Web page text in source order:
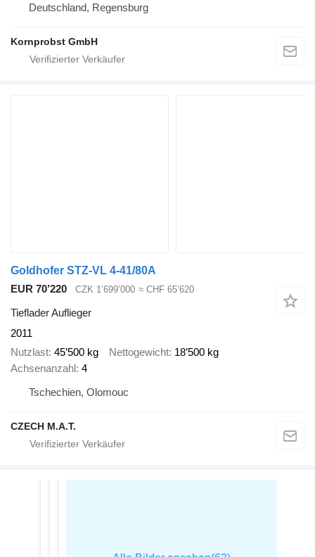
Deutschland, Regensburg
Kornprobst GmbH
Goldhofer STZ-VL 4-41/80A
EUR 70’220
CZK 1’699’000 ≈ CHF 65’620
Tieflader Auflieger
2011
Nutzlast 45’500 kg Nettogewicht 18’500 kg
Achsenanzahl 4
Tschechien, Olomouc
CZECH M.A.T.